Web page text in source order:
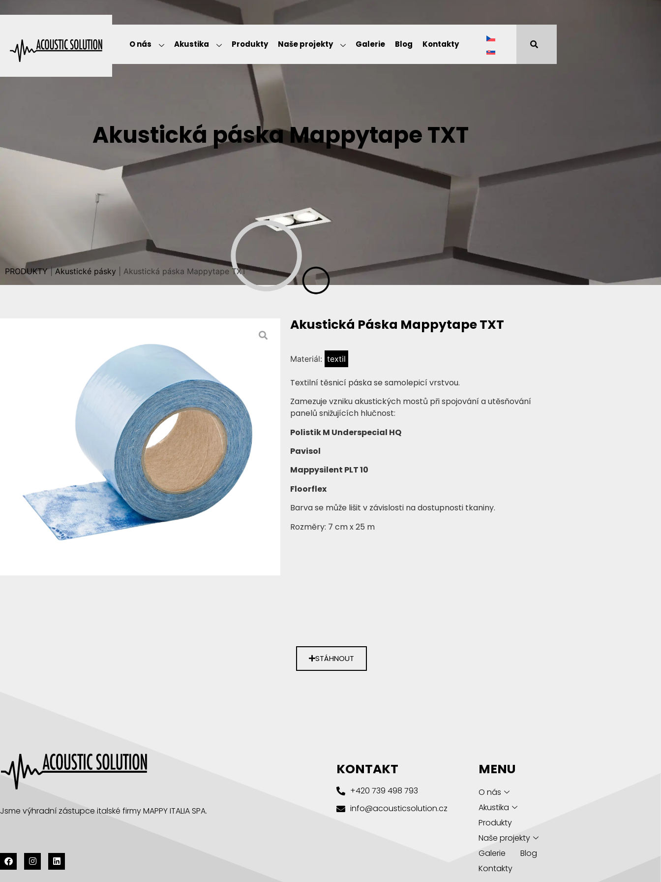
O nás Akustika Produkty Naše projekty Galerie Blog Kontakty
Akustická páska Mappytape TXT
PRODUKTY|Akustické pásky Akustická páska Mappytape TXT
Akustická Páska Mappytape TXT
Materiál: textil
Textilní těsnicí páska se samolepicí vrstvou.
Zamezuje vzniku akustických mostů při spojování a utěsňování
panelů snižujících hlučnost:
Polistik M Underspecial HQ
Pavisol
Mappysilent PLT 10
Floorflex
Barva se může lišit v závislosti na dostupnosti tkaniny.
Rozměry: 7 cm x 25 m
STÁHNOUT
Jsme výhradní zástupce italské firmy MAPPY ITALIA SPA.
KONTAKT
+420 739 498 793
info@acousticsolution.cz
MENU
O nás
Akustika
Produkty
Naše projekty
Galerie
Blog
Kontakty